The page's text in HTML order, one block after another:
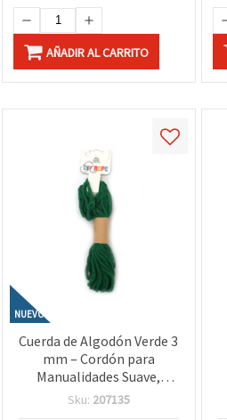
AÑADIR AL CARRITO
NUEVO
Cuerda de Algodón Verde 3
mm – Cordón para
Manualidades Suave,
Resistente y Decorativo,
Sku: 207135